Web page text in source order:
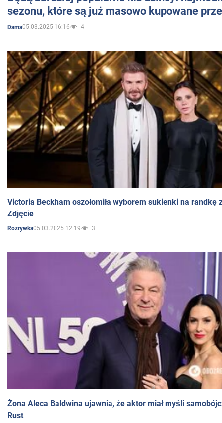
sezonu, które są już masowo kupowane
Dama05.03.2025 16:16 4
Victoria Beckham oszołomiła wyborem sukienki na randkę
Zdjęcie
Rozrywka05.03.2025 12:19 3
Żona Aleca Baldwina ujawnia, że aktor miał myśli
Rust